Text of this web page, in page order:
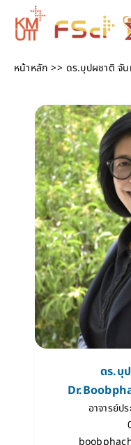
content
สมัครเรียน
วิจัยและนวัตกรรม
ข่าวสารและกิจกรรม
สำหรับนักศึกษาปัจจุบัน
เกี่ยวกับเรา
หน้าหลัก ดร.บุปผชาติ จัน
ดร.บุ
อาจารย์ป